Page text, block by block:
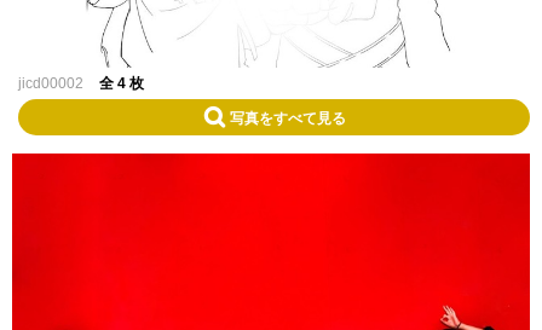
jicd00002 全 4 枚
写真をすべて見る